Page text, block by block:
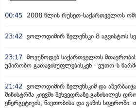
00:45 2008 წლის რუსეთ-საქართველოს
23:42 ვოლოდიმირ ზელენსკი 8 აგვისტოს
23:17 მოვუწოდებ საქართველოს
უპირობო გათავისუფლებისკენ - ეუთო-ს
21:42
ვოლოდიმირ ზელენსკიმ და
მინისტრმა კიევში შეხვედრაზე განიხილეს
ენერგეტიკის, ნავთობისა და გაზის